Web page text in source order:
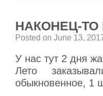
НАКОНЕЦ-ТО
Posted on June 13,
У нас тут 2 дня
Лето
обыкновенное, 1